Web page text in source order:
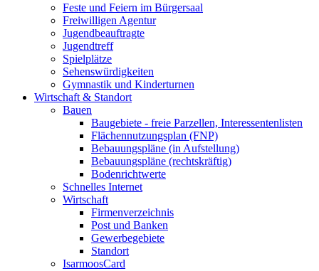
Feste und Feiern im Bürgersaal
Freiwilligen Agentur
Jugendbeauftragte
Jugendtreff
Spielplätze
Sehenswürdigkeiten
Gymnastik und Kinderturnen
Wirtschaft & Standort
Bauen
Baugebiete - freie Parzellen, Interessentenlisten
Flächennutzungsplan (FNP)
Bebauungspläne (in Aufstellung)
Bebauungspläne (rechtskräftig)
Bodenrichtwerte
Schnelles Internet
Wirtschaft
Firmenverzeichnis
Post und Banken
Gewerbegebiete
Standort
IsarmoosCard